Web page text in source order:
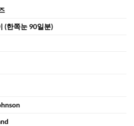
(한쪽눈 90일분)